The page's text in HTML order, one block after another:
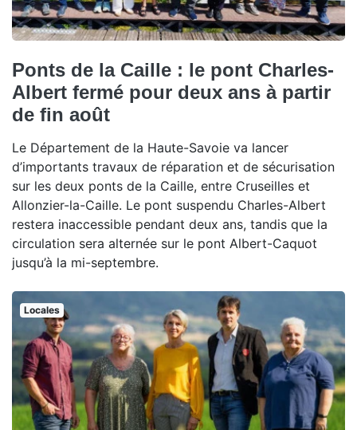
Ponts de la Caille : le pont Charles-
Albert fermé pour deux ans à partir
de fin août
Le Département de la Haute-Savoie va lancer
d’importants travaux de réparation et de sécurisation
sur les deux ponts de la Caille, entre Cruseilles et
Allonzier-la-Caille. Le pont suspendu Charles-Albert
restera inaccessible pendant deux ans, tandis que la
circulation sera alternée sur le pont Albert-Caquot
jusqu’à la mi-septembre.
Locales